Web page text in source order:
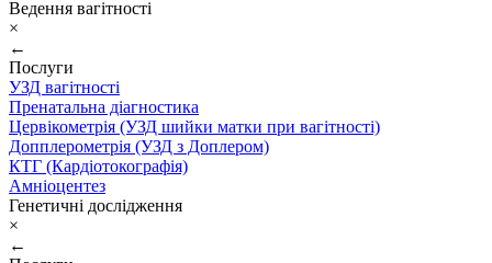
Ведення вагітності
×
←
Послуги
УЗД вагітності
Пренатальна діагностика
Цервікометрія (УЗД шийки матки при вагітності)
Допплерометрія (УЗД з Доплером)
КТГ (Кардіотокографія)
Амніоцентез
Генетичні дослідження
×
←